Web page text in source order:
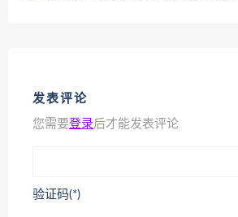
发表评论
您需要登录后才能发表评论
验证码(*)